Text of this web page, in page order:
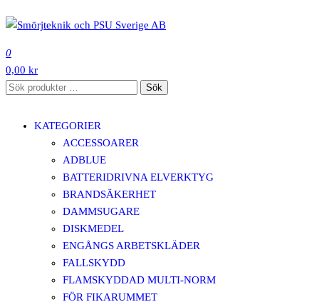
till
innehåll
0
0,00 kr
Sök
Sök
KATEGORIER
ACCESSOARER
ADBLUE
BATTERIDRIVNA ELVERKTYG
BRANDSÄKERHET
DAMMSUGARE
DISKMEDEL
ENGÅNGS ARBETSKLÄDER
FALLSKYDD
FLAMSKYDDAD MULTI-NORM
FÖR FIKARUMMET